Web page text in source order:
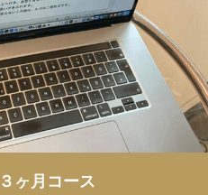
ヶ月コース